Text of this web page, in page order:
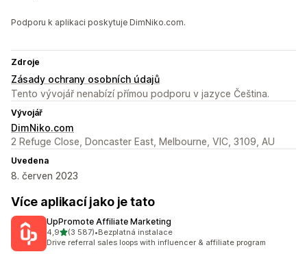
Podporu k aplikaci poskytuje DimNiko.com.
Zdroje
Zásady ochrany osobních údajů
Tento vývojář nenabízí přímou podporu v jazyce Čeština.
Vývojář
DimNiko.com
2 Refuge Close, Doncaster East, Melbourne, VIC, 3109, AU
Uvedena
8. červen 2023
Více aplikací jako je tato
UpPromote Affiliate Marketing
4,9z 5 hvězd
(3 587)
Celkový počet recenzí: 3587
•Bezplatná instalace
Drive referral sales loops with influencer & affiliate program